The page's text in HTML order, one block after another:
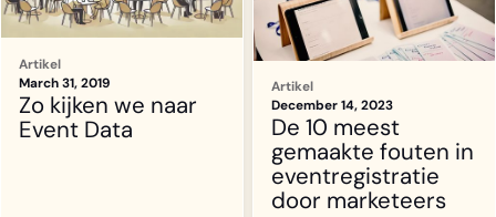
Artikel
March 31, 2019
Zo kijken we naar
Event Data
Artikel
December 14, 2023
De 10 meest
gemaakte fouten in
eventregistratie
door marketeers